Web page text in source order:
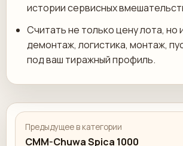
истории сервисных
Считать не только цену лота, но
демонтаж, логистика, монтаж,
под ваш тиражный профиль.
Предыдущее в категории
CMM-Chuwa Spica 1000